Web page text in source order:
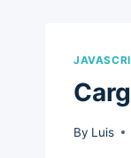
By Luis